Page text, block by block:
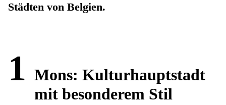
Städten von Belgien.
1 Mons: Kulturhauptstadt
mit besonderem Stil